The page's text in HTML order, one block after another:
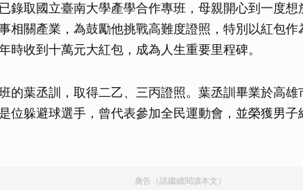
錄取國立臺南大學產學合作專班，母親開心到一度想
相關產業，為鼓勵他挑戰高難度證照，特別以紅包作
時收到十萬元大紅包，成為人生重要里程碑。
的葉丞訓，取得二乙、三丙證照。葉丞訓畢業於高雄
位躲避球選手，曾代表參加全民運動會，並榮獲男子
廣告（請繼續閱讀本文）